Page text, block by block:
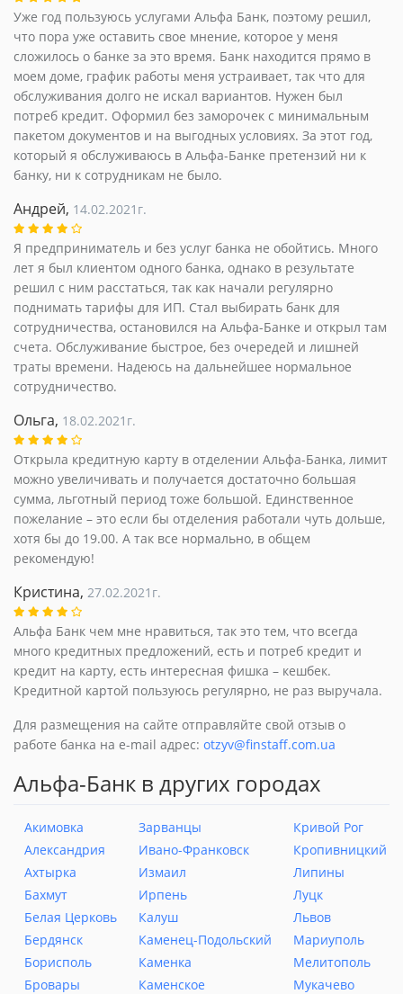
Уже год пользуюсь услугами Альфа Банк, поэтому решил,
что пора уже оставить свое мнение, которое у меня
сложилось о банке за это время. Банк находится прямо в
моем доме, график работы меня устраивает, так что для
обслуживания долго не искал вариантов. Нужен был
потреб кредит. Оформил без заморочек с минимальным
пакетом документов и на выгодных условиях. За этот год,
который я обслуживаюсь в Альфа-Банке претензий ни к
банку, ни к сотрудникам не было.
Андрей, 14.02.2021г.
Я предприниматель и без услуг банка не обойтись. Много
лет я был клиентом одного банка, однако в результате
решил с ним расстаться, так как начали регулярно
поднимать тарифы для ИП. Стал выбирать банк для
сотрудничества, остановился на Альфа-Банке и открыл там
счета. Обслуживание быстрое, без очередей и лишней
траты времени. Надеюсь на дальнейшее нормальное
сотрудничество.
Ольга, 18.02.2021г.
Открыла кредитную карту в отделении Альфа-Банка, лимит
можно увеличивать и получается достаточно большая
сумма, льготный период тоже большой. Единственное
пожелание – это если бы отделения работали чуть дольше,
хотя бы до 19.00. А так все нормально, в общем
рекомендую!
Кристина, 27.02.2021г.
Альфа Банк чем мне нравиться, так это тем, что всегда
много кредитных предложений, есть и потреб кредит и
кредит на карту, есть интересная фишка – кешбек.
Кредитной картой пользуюсь регулярно, не раз выручала.
Для размещения на сайте отправляйте свой отзыв о
работе банка на e-mail адрес: otzyv@finstaff.com.ua
Альфа-Банк в других городах
Акимовка
Александрия
Ахтырка
Бахмут
Белая Церковь
Бердянск
Борисполь
Бровары
Зарванцы
Ивано-Франковск
Измаил
Ирпень
Калуш
Каменец-Подольский
Каменка
Каменское
Кривой Рог
Кропивницкий
Липины
Луцк
Львов
Мариуполь
Мелитополь
Мукачево